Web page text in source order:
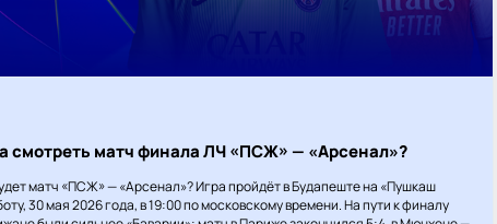
смотреть матч финала ЛЧ «ПСЖ» — «Арсенал»?
матч «ПСЖ» — «Арсенал»? Игра пройдёт в Будапеште на «Пушкаш
30 мая 2026 года, в 19:00 по московскому времени. На пути к финалу